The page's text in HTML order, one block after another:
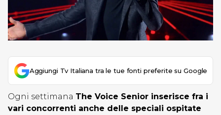
Aggiungi Tv Italiana tra le tue fonti preferite su Google
Ogni settimana The Voice Senior inserisce fra i
vari concorrenti anche delle speciali ospitate